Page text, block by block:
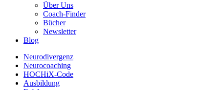
Über Uns
Coach-Finder
Bücher
Newsletter
Blog
Neurodivergenz
Neurocoaching
HOCHiX-Code
Ausbildung